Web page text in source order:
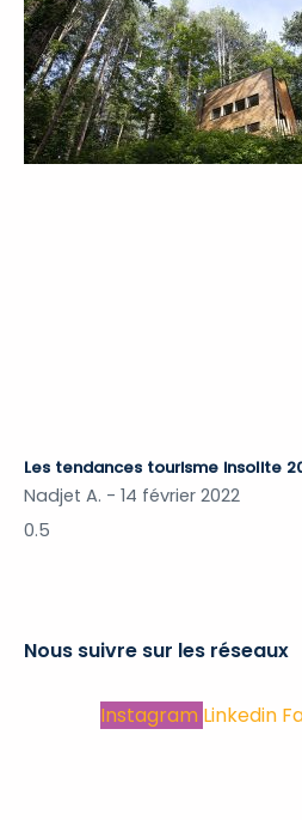
Les tendances tourisme insolite
Nadjet A. 14 février 2022
Nous suivre sur les réseaux
Instagram Linkedin